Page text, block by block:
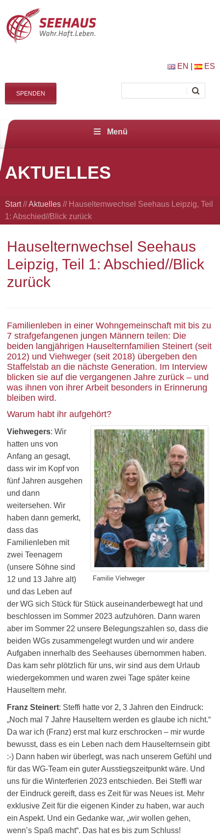
EN ES
SPENDEN
Menü
AKTUELLES
Start//Aktuelles // Hauselternwechsel Seehaus Leipzig, Teil
1: Abschied//Blick zurück
Hauselternwechsel Seehaus
Leipzig, Teil 1: Abschied//Blick
zurück
Familienleben in einer Wohngemeinschaft mit bis zu
7 strafgefangenen jungen Männern teilen: Die
beiden langjährigen Hauselternfamilien Steinert (seit
2012) und Viehweger (seit 2018) übergeben den
Staffelstab an die nächste Generation. Im Interview
blicken sie auf die vergangenen Jahre zurück – und
was ihnen von ihrer Arbeit besonders in Erinnerung
bleiben wird.
Warum habt ihr aufgehört?
Familie Viehweger
Viehwegers: Wir
hatten uns von
Anfang an gesagt,
dass wir im Kopf von
fünf Jahren ausgehen
und dann
weitersehen. Wir
haben dann gemerkt,
dass das
Familienleben mit
zwei Teenagern
(unsere Söhne sind
12 und 13 Jahre alt)
und das Leben auf
der WG sich Stück für Stück auseinanderbewegt hat und
beschlossen im Sommer 2023 aufzuhören. Dann waren
aber im Sommer 22 unsere Belegungszahlen so, dass die
beiden WGs zusammengelegt wurden und wir andere
Aufgaben innerhalb des Seehauses übernommen haben.
Das kam sehr plötzlich für uns, wir sind aus dem Urlaub
wiedergekommen und waren zwei Tage später keine
Hauseltern mehr.
Franz Steinert: Steffi hatte vor 2, 3 Jahren den Eindruck:
„Noch mal 7 Jahre Hauseltern werden es glaube ich nicht.“
Da war ich (Franz) erst mal kurz erschrocken – mir wurde
bewusst, dass es ein Leben nach dem Hauselternsein gibt
:-) Dann haben wir überlegt, was nach unserem Gefühl und
für das WG-Team ein guter Ausstiegszeitpunkt wäre. Und
uns für die Winterferien 2023 entschieden. Bei Steffi war
der Eindruck gereift, dass es Zeit für was Neues ist. Mehr
exklusive Zeit für die eigenen Kinder zu haben, war auch
ein Aspekt. Und ein Gedanke war, „wir wollen gehen,
wenn’s Spaß macht“. Das hat es bis zum Schluss!